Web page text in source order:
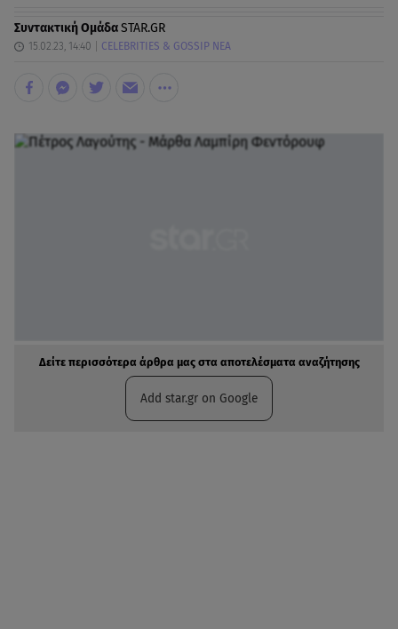
Συντακτική ΟμάδαSTAR.GR
15.02.23, 14:40 CELEBRITIES & GOSSIP ΝΕΑ
Δείτε περισσότερα άρθρα μας στα αποτελέσματα αναζήτησης
Add star.gr on Google